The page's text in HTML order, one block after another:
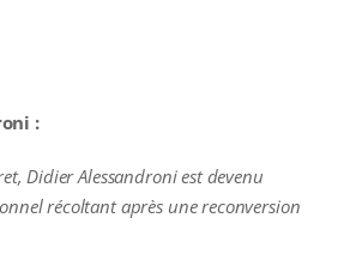
:
Didier Alessandroni est devenu
récoltant après une reconversion